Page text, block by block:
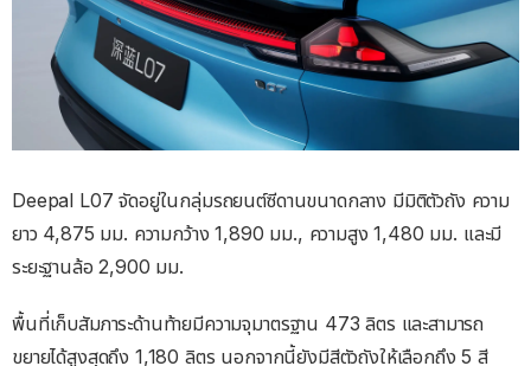
Deepal L07 จัดอยู่ในกลุ่มรถยนต์ซีดานขนาดกลาง มีมิติตัวถัง ความ
ยาว 4,875 มม. ความกว้าง 1,890 มม., ความสูง 1,480 มม. และมี
ระยะฐานล้อ 2,900 มม.
พื้นที่เก็บสัมภาระด้านท้ายมีความจุมาตรฐาน 473 ลิตร และสามารถ
ขยายได้สูงสุดถึง 1,180 ลิตร นอกจากนี้ยังมีสีตัวถังให้เลือกถึง 5 สี